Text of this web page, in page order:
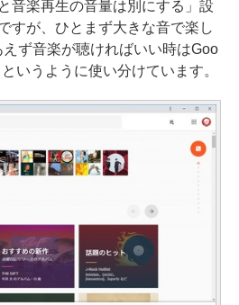
音楽再生の音量は別にする」設
すが、ひとまず大きな音で楽し
ず音楽が聴ければいい時はGoo
いうように使い分けています。